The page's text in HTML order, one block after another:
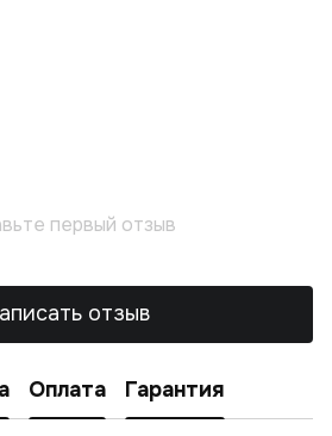
первый отзыв
отзыв
Оплата Гарантия